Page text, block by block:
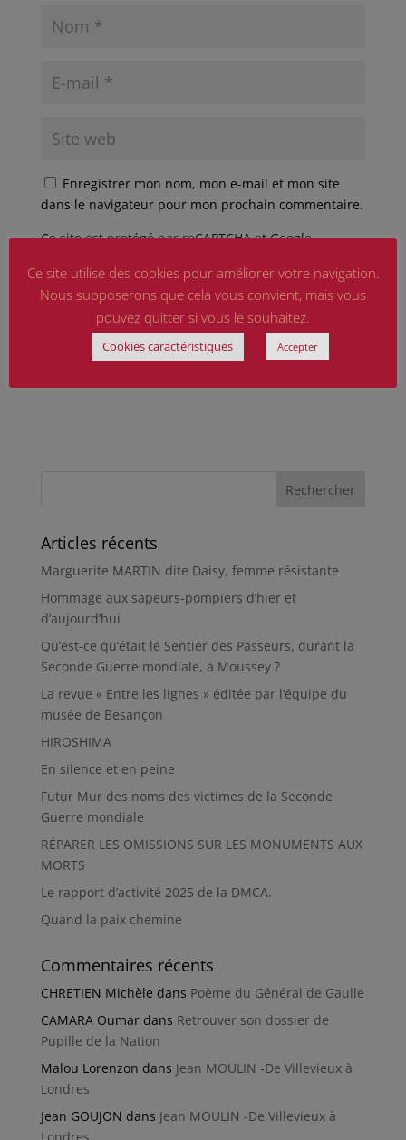
Enregistrer mon nom, mon e-mail et mon site
dans le navigateur pour mon prochain commentaire.
Ce site est protégé par reCAPTCHA et Google
appliquer.
Articles récents
Marguerite MARTIN dite Daisy, femme résistante
Hommage aux sapeurs-pompiers d’hier et
d’aujourd’hui
Qu’est-ce qu’était le Sentier des Passeurs, durant la
Seconde Guerre mondiale, à Moussey ?
La revue « Entre les lignes » éditée par l’équipe du
musée de Besançon
HIROSHIMA
En silence et en peine
Futur Mur des noms des victimes de la Seconde
Guerre mondiale
RÉPARER LES OMISSIONS SUR LES MONUMENTS AUX
MORTS
Le rapport d’activité 2025 de la DMCA.
Quand la paix chemine
Commentaires récents
CHRETIEN Michèle dans Poème du Général de Gaulle
CAMARA Oumardans Retrouver son dossier de
Pupille de la Nation
Malou Lorenzon dans Jean MOULIN -De Villevieux à
Londres
Jean GOUJON dans Jean MOULIN -De Villevieux à
Ce site utilise des cookies pour améliorer votre navigation.
Nous supposerons que cela vous convient, mais vous
pouvez quitter si vous le souhaitez.
Cookies caractéristiques Accepter